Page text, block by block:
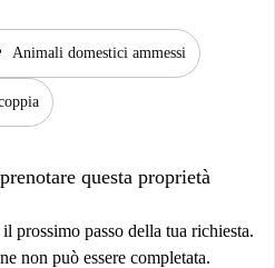
Animali domestici ammessi
questa proprietà
prossimo passo della tua richiesta.
non può essere completata.